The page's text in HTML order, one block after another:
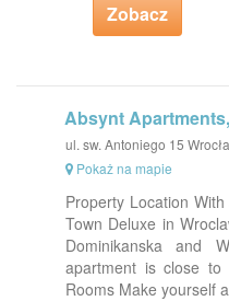
Zobacz
Absynt
ul. sw. Antoniego 15
Pokaż na mapie
Property Location
Town Deluxe in
Dominikanska and
apartment is close to
Rooms Make yourself